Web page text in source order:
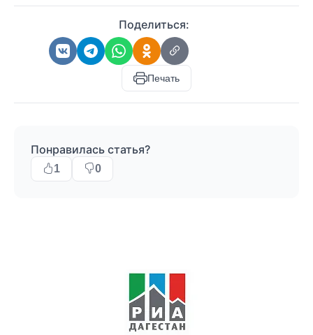
Поделиться:
Печать
Понравилась статья?
1 0